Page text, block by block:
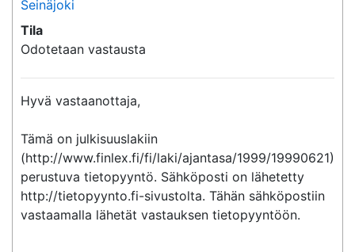
Seinäjoki
Tila
Odotetaan vastausta
Hyvä vastaanottaja,
Tämä on julkisuuslakiin
(http://www.finlex.fi/fi/laki/ajantasa/1999/19990621)
perustuva tietopyyntö. Sähköposti on lähetetty
http://tietopyynto.fi-sivustolta. Tähän sähköpostiin
vastaamalla lähetät vastauksen tietopyyntöön.